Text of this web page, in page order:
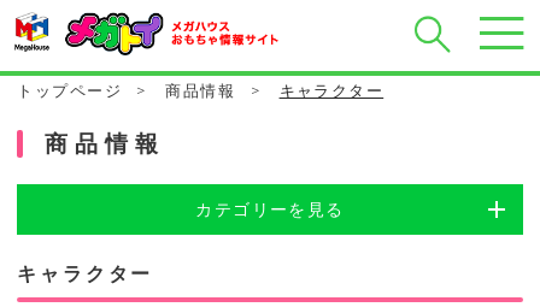
トップページ > 商品情報 > キャラクター
商品情報
カテゴリーを見る
キャラクター